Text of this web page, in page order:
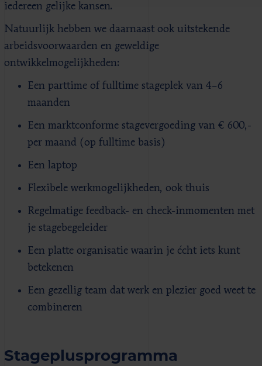
iedereen gelijke kansen.
Natuurlijk hebben we daarnaast ook uitstekende
arbeidsvoorwaarden en geweldige
ontwikkelmogelijkheden:
Een parttime of fulltime stageplek van 4–6
maanden
Een marktconforme stagevergoeding van € 600,-
per maand (op fulltime basis)
Een laptop
Flexibele werkmogelijkheden, ook thuis
Regelmatige feedback- en check-inmomenten met
je stagebegeleider
Een platte organisatie waarin je écht iets kunt
betekenen
Een gezellig team dat werk en plezier goed weet te
combineren
Stageplusprogramma